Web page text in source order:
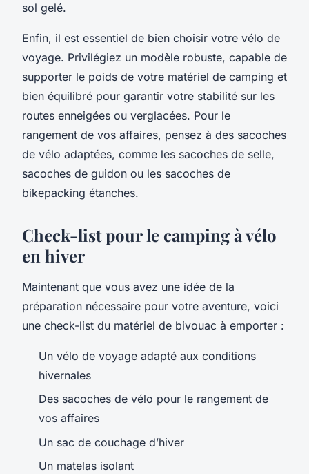
sol gelé.
Enfin, il est essentiel de bien choisir votre vélo de
voyage. Privilégiez un modèle robuste, capable de
supporter le poids de votre matériel de camping et
bien équilibré pour garantir votre stabilité sur les
routes enneigées ou verglacées. Pour le
rangement de vos affaires, pensez à des sacoches
de vélo adaptées, comme les sacoches de selle,
sacoches de guidon ou les sacoches de
bikepacking étanches.
Check-list pour le camping à vélo
en hiver
Maintenant que vous avez une idée de la
préparation nécessaire pour votre aventure, voici
une check-list du matériel de bivouac à emporter :
Un vélo de voyage adapté aux conditions
hivernales
Des sacoches de vélo pour le rangement de
vos affaires
Un sac de couchage d’hiver
Un matelas isolant